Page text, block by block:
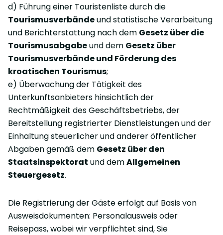
d) Führung einer Touristenliste durch die
Tourismusverbändeund statistische Verarbeitung
und Berichterstattung nach dem Gesetz über die
Tourismusabgabeund dem Gesetz über
Tourismusverbände und Förderung des
kroatischen Tourismus;
e) Überwachung der Tätigkeit des
Unterkunftsanbieters hinsichtlich der
Rechtmäßigkeit des Geschäftsbetriebs, der
Bereitstellung registrierter Dienstleistungen und der
Einhaltung steuerlicher und anderer öffentlicher
Abgaben gemäß dem Gesetz über den
Staatsinspektorat und demAllgemeinen
Steuergesetz.
Die Registrierung der Gäste erfolgt auf Basis von
Ausweisdokumenten: Personalausweis oder
Reisepass, wobei wir verpflichtet sind, Sie